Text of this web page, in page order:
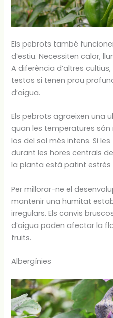
Els pebrots també
d’estiu. Necessiten calor,
A diferència d’altres
testos si tenen prou
d’aigua.
Els pebrots agraeixen una
quan les temperatures
los del sol més intens. Si
durant les hores centrals
la planta està patint estrès
Per millorar-ne el
mantenir una humitat
irregulars. Els canvis
d’aigua poden afectar la
fruits.
Albergínies